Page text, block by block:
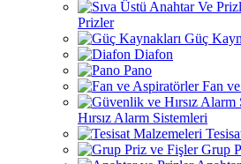
Prizler
Güç
Diafon
Pano
Fan
Hırsız Alarm Sistemleri
Grup